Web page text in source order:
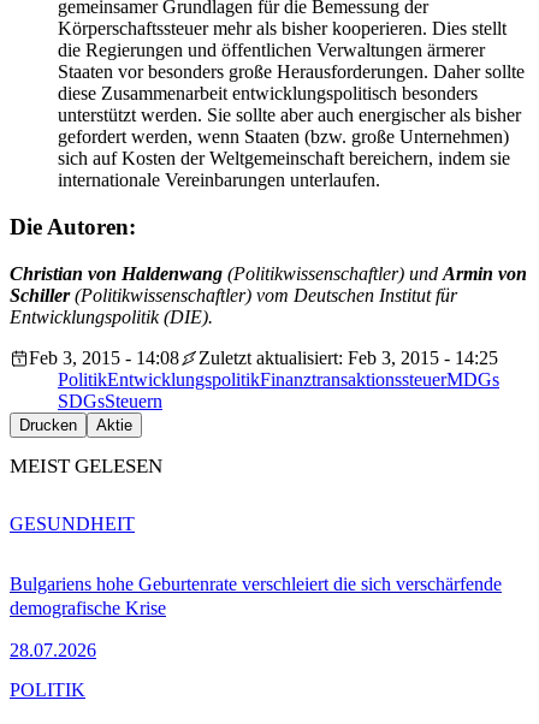
gemeinsamer Grundlagen für die Bemessung der
Körperschaftssteuer mehr als bisher kooperieren. Dies stellt
die Regierungen und öffentlichen Verwaltungen ärmerer
Staaten vor besonders große Herausforderungen. Daher sollte
diese Zusammenarbeit entwicklungspolitisch besonders
unterstützt werden. Sie sollte aber auch energischer als bisher
gefordert werden, wenn Staaten (bzw. große Unternehmen)
sich auf Kosten der Weltgemeinschaft bereichern, indem sie
internationale Vereinbarungen unterlaufen.
Die Autoren:
Christian von Haldenwang (Politikwissenschaftler) und Armin von
Schiller(Politikwissenschaftler) vom Deutschen Institut für
Entwicklungspolitik (DIE).
Feb 3, 2015 - 14:08
Zuletzt aktualisiert: Feb 3, 2015 - 14:25
PolitikEntwicklungspolitikFinanztransaktionssteuerMDGs
SDGsSteuern
Drucken Aktie
MEIST GELESEN
Bulgariens hohe Geburtenrate verschleiert die sich verschärfende
demografische Krise
28.07.2026
GESUNDHEIT
POLITIK